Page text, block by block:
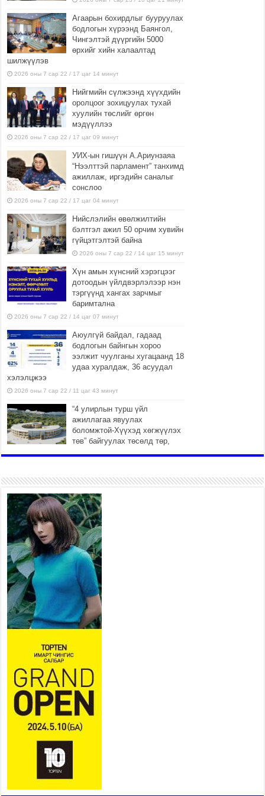
Агаарын бохирдлыг бууруулах
бодлогын хүрээнд Баянгол,
Чингэлтэй дүүргийн 5000
өрхийг хийн халаалтад
шилжүүлэв
2026 оны 7 сар 22 / 17 цаг 14 минут
Нийгмийн сүлжээнд хүүхдийн
оролцоог зохицуулах тухай
хуулийн төслийг өргөн
мэдүүллээ
2026 оны 7 сар 22 / 17 цаг 09 минут
УИХ-ын гишүүн А.Ариунзаяа
“Нээлттэй парламент” танхимд
ажиллаж, иргэдийн саналыг
сонслоо
2026 оны 7 сар 22 / 17 цаг 04 минут
Нийслэлийн өвөлжилтийн
бэлтгэл ажил 50 орчим хувийн
гүйцэтгэлтэй байна
2026 оны 7 сар 22 / 14 цаг 15 минут
Хүн амын хүнсний хэрэгцээг
дотоодын үйлдвэрлэлээр нэн
тэргүүнд хангах зарчмыг
баримтална
2026 оны 7 сар 22 / 14 цаг 07 минут
Аюулгүй байдал, гадаад
бодлогын байнгын хороо
ээлжит чуулганы хугацаанд 18
удаа хуралдаж, 36 асуудал
хэлэлцжээ
2026 оны 7 сар 22 / 11 цаг 43 минут
“4 улирлын турш үйл
ажиллагаа явуулах
боломжтой-Хүүхэд хөгжүүлэх
төв” байгуулах төсөлд төр,
Б.Пүрэвдагва: “Урт цагаан”-ыг
залуучууд чөлөөт цагаа
өнгөрүүлдэг, жуулчид зорьж
ирдэг цэг болгоно
2026 оны 7 сар 21 / 16 цаг 47 минут
Тусгай замын автобус /BRT/ төслийн удирдах
хорооны ээлжит хуралдаан боллоо
2026 оны 7 сар 21 / 16 цаг 43 минут
Ерөнхий сайд Н.Учрал БНХАУ-аас Монгол Улсад
суугаа Элчин сайд Шэнь Миньжюанийг хүлээн
авч уулзав
БҮГД НАЙРАМДАХ ТАЖИКИСТАН УЛСТАЙ
ЭДИЙН ЗАСГИЙН ХАМТЫН АЖИЛЛАГААГ
ӨРГӨЖҮҮЛНЭ
2026 оны 7 сар 21 / 16 цаг 34 минут
26,992 суралцагч хотхоны бага сургуульд, 8100
суралцагч төрөлжсөн ахлах сургуульд
суралцана
2026 оны 7 сар 21 / 13 цаг 43 минут
COP17 хурлын үеэрх замын хөдөлгөөн, нийтийн
тээврийн зохицуулалт, сургууль, цэцэрлэг, зах,
худалдааны төвийн ажиллах хуваарийг гаргаж,
иргэдэд мэдээлэхийг үүрэг болголоо